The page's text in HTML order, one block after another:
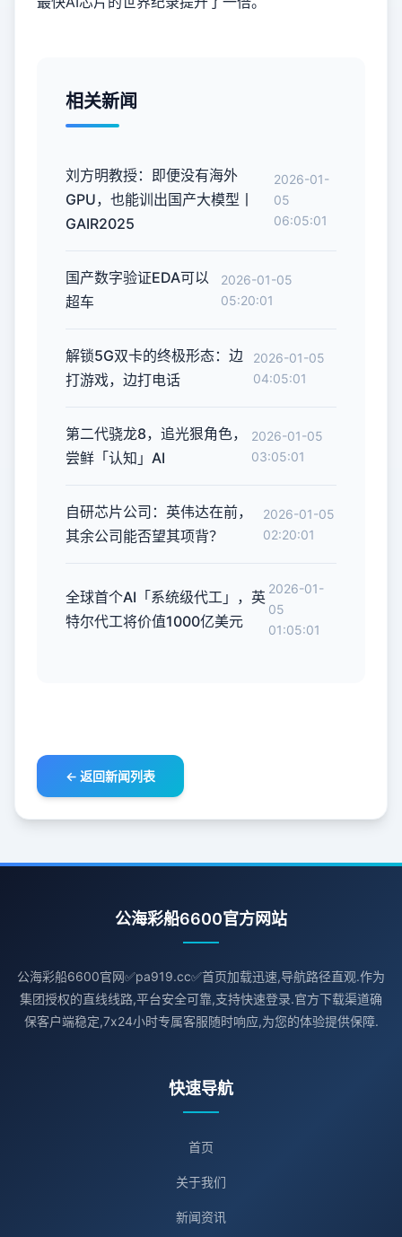
相关新闻
刘方明教授：即便没有海外
GPU，也能训出国产大模型丨
GAIR2025
2026-01-
05
06:05:01
国产数字验证EDA可以
超车
2026-01-05
05:20:01
解锁5G双卡的终极形态：边
打游戏，边打电话
2026-01-05
04:05:01
第二代骁龙8，追光狠角色，
尝鲜「认知」AI
2026-01-05
03:05:01
自研芯片公司：英伟达在前，
其余公司能否望其项背？
2026-01-05
02:20:01
全球首个AI「系统级代工」，英
特尔代工将价值1000亿美元
2026-01-
05
01:05:01
← 返回新闻列表
公海彩船6600官方网站
公海彩船6600官网✅pa919.cc✅首页加载迅速,导航路径直观.作为
集团授权的直线线路,平台安全可靠,支持快速登录.官方下载渠道确
保客户端稳定,7x24小时专属客服随时响应,为您的体验提供保障.
快速导航
首页
关于我们
新闻资讯